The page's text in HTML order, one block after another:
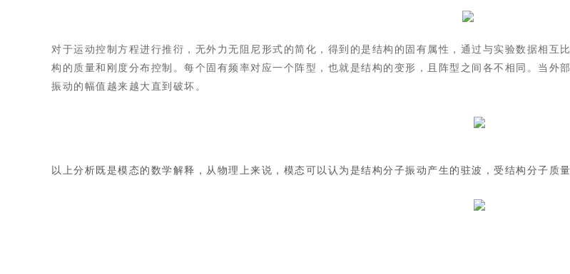
对于运动控制方程进行推衍，无外力无阻尼形式的简化，得到的是结构的固有属性，通过与实验数据相
构的质量和刚度分布控制。每个固有频率对应一个阵型，也就是结构的变形，且阵型之间各不相同。当外
振动的幅值越来越大直到破坏。
以上分析既是模态的数学解释，从物理上来说，模态可以认为是结构分子振动产生的驻波，受结构分子质